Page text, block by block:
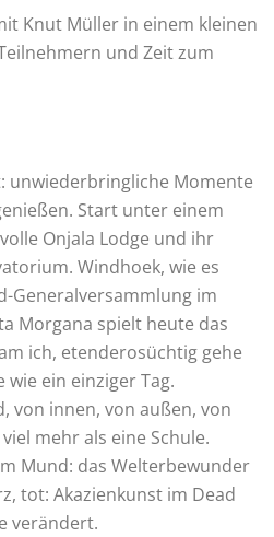
Knut Müller in einem kleinen
und Zeit zum
unwiederbringliche Momente
Start unter einem
Onjala Lodge und ihr
Windhoek, wie es
Generalversammlung im
Morgana spielt heute das
ich, etenderosüchtig gehe
wie ein einziger Tag.
von innen, von außen, von
mehr als eine Schule.
Mund: das Welterbewunder
tot: Akazienkunst im Dead
verändert.